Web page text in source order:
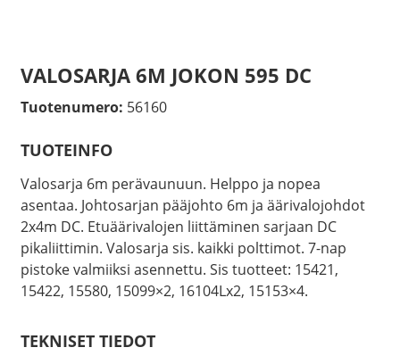
VALOSARJA 6M JOKON 595 DC
Tuotenumero: 56160
TUOTEINFO
Valosarja 6m perävaunuun. Helppo ja nopea
asentaa. Johtosarjan pääjohto 6m ja äärivalojohdot
2x4m DC. Etuäärivalojen liittäminen sarjaan DC
pikaliittimin. Valosarja sis. kaikki polttimot. 7-nap
pistoke valmiiksi asennettu. Sis tuotteet: 15421,
15422, 15580, 15099×2, 16104Lx2, 15153×4.
TEKNISET TIEDOT